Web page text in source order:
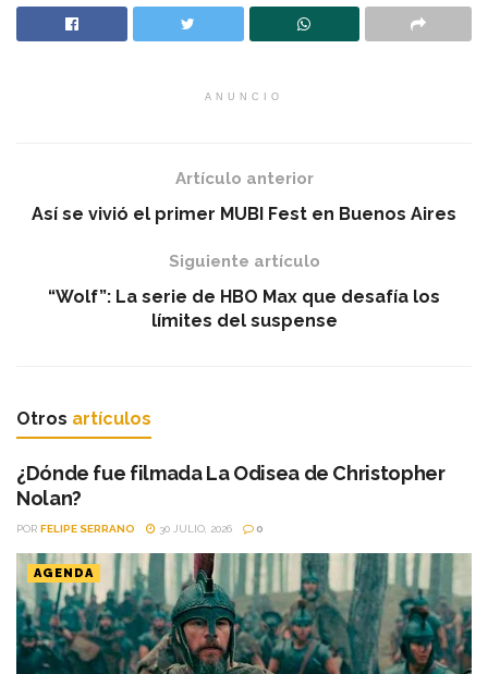
ANUNCIO
Artículo anterior
Así se vivió el primer MUBI Fest en Buenos Aires
Siguiente artículo
“Wolf”: La serie de HBO Max que desafía los
límites del suspense
Otros artículos
¿Dónde fue filmada La Odisea de Christopher
Nolan?
POR FELIPE SERRANO 30 JULIO, 2026 0
AGENDA